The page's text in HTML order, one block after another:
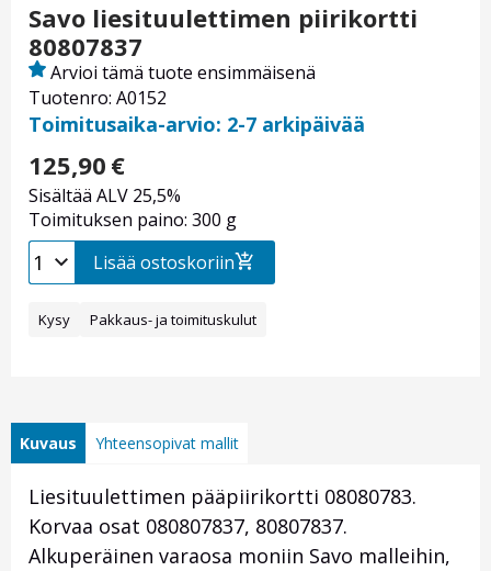
Savo liesituulettimen piirikortti
80807837
Tuotenro: A0152
Arvioi tämä tuote ensimmäisenä
Toimitusaika-arvio: 2-7 arkipäivää
125,90 €
Sisältää ALV 25,5%
Toimituksen paino: 300 g
Lisää ostoskoriin
Kysy Pakkaus- ja toimituskulut
Kuvaus Yhteensopivat mallit
Liesituulettimen pääpiirikortti 08080783.
Korvaa osat 080807837, 80807837.
Alkuperäinen varaosa moniin Savo malleihin,